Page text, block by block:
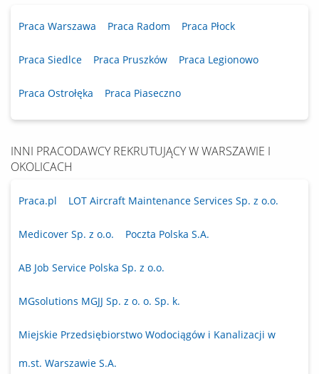
Praca Warszawa Praca Radom Praca Płock
Praca Siedlce Praca Pruszków Praca Legionowo
Praca Ostrołęka Praca Piaseczno
INNI PRACODAWCY REKRUTUJĄCY W WARSZAWIE I
OKOLICACH
Praca.pl LOT Aircraft Maintenance Services Sp. z o.o.
Medicover Sp. z o.o. Poczta Polska S.A.
AB Job Service Polska Sp. z o.o.
MGsolutions MGJJ Sp. z o. o. Sp. k.
Miejskie Przedsiębiorstwo Wodociągów i Kanalizacji w
m.st. Warszawie S.A.